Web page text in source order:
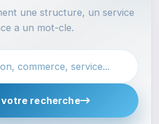
une structure, un service
a un mot-cle.
votre recherche